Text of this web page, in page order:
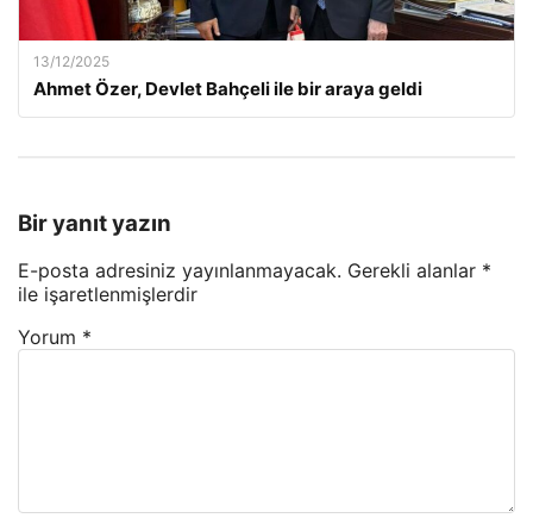
13/12/2025
Ahmet Özer, Devlet Bahçeli ile bir araya geldi
Bir yanıt yazın
E-posta adresiniz yayınlanmayacak. Gerekli alanlar *
ile işaretlenmişlerdir
Yorum *